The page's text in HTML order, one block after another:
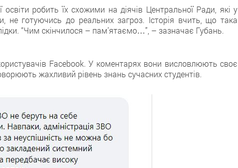
робить їх схожими на діячів Центральної Ради, які у
не готуючись до реальних загроз. Історія вчить, що така
“Чим скінчилося – пам’ятаємо…”, – зазначає Губань.
Facebook. У коментарях вони висловлюють своє
жахливий рівень знань сучасних студентів.